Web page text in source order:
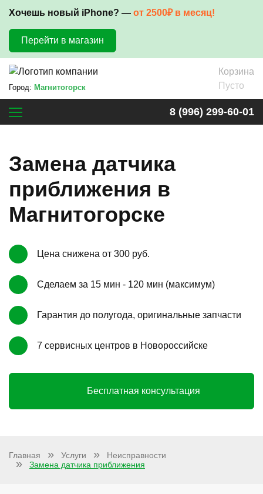
Хочешь новый iPhone? — от 2500₽ в месяц!
Перейти в магазин
Город: Магнитогорск
Корзина
Пусто
8 (996) 299-60-01
Замена датчика
приближения в
Магнитогорске
Цена снижена от 300 руб.
Сделаем за 15 мин - 120 мин (максимум)
Гарантия до полугода, оригинальные запчасти
7 сервисных центров в Новороссийске
Бесплатная консультация
Главная Услуги
Неисправности
Замена датчика приближения